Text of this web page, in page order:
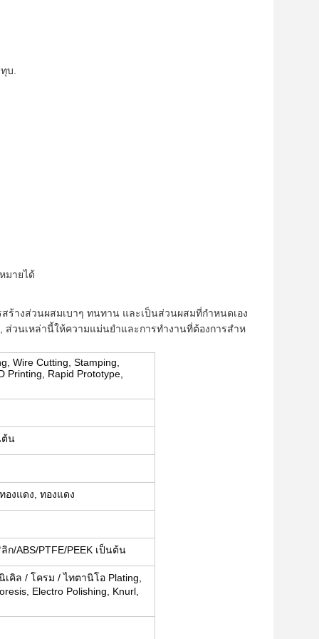
บ.
มายได้
างส่วนผสมเบาๆ ทนทาน และเป็นส่วนผสมที่กําหนดเอง
วนเหล่านี้ให้ความแม่นยําและการทํางานที่ต้องการสําห
Wire Cutting, Stamping,
Printing, Rapid Prototype,
ต้น
องแดง, ทองแดง
ก/ABS/PTFE/PEEK เป็นต้น
คิล / โครม / ไทตานิโอ Plating,
Electro Polishing, Knurl,